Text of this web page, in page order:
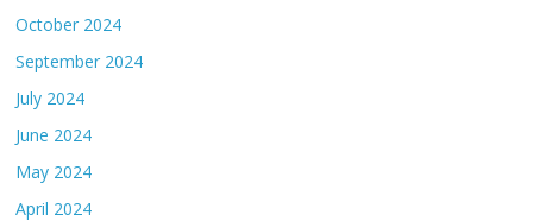
October 2024
September 2024
July 2024
June 2024
May 2024
April 2024